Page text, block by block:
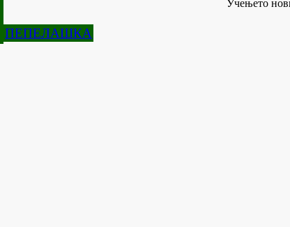
Учењето
ПЕПЕЛАШКА